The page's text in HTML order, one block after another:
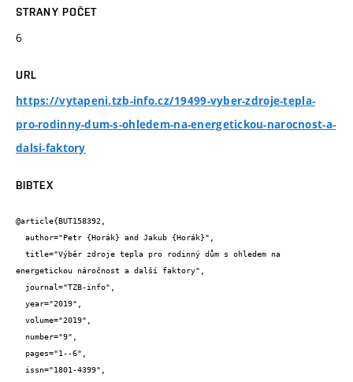
STRANY POČET
6
URL
https://vytapeni.tzb-info.cz/19499-vyber-zdroje-tepla-
pro-rodinny-dum-s-ohledem-na-energetickou-narocnost-a-
dalsi-faktory
BIBTEX
@article{BUT158392,
energetickou náročnost a další faktory",